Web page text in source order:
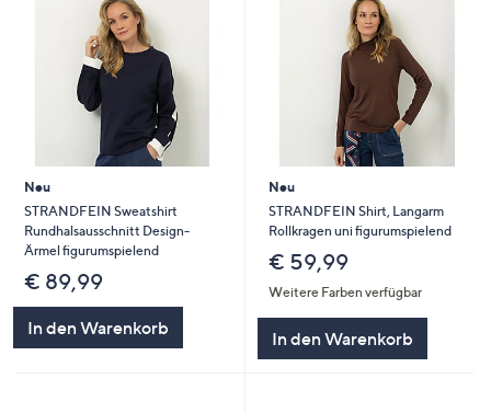
Neu
STRANDFEIN Sweatshirt
Rundhalsausschnitt Design-
Ärmel figurumspielend
€ 89,99
In den Warenkorb
Neu
STRANDFEIN Shirt, Langarm
Rollkragen uni figurumspielend
€ 59,99
Weitere Farben verfügbar
In den Warenkorb